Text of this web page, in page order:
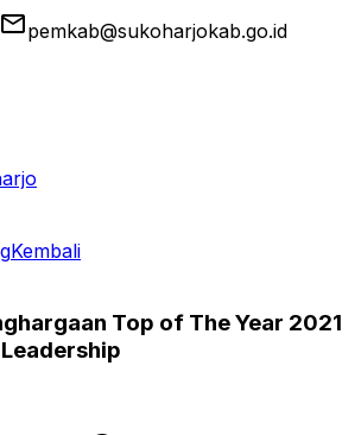
emailpemkab@sukoharjokab.go.id
Kembali
Top of The Year 2021